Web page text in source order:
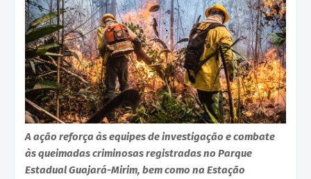
A ação reforça às equipes de investigação e combate
às queimadas criminosas registradas no Parque
Estadual Guajará-Mirim, bem como na Estação